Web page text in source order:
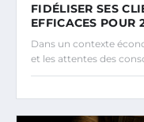
FIDÉLISER SES
EFFICACES POUR
Dans un contexte
et les attentes des